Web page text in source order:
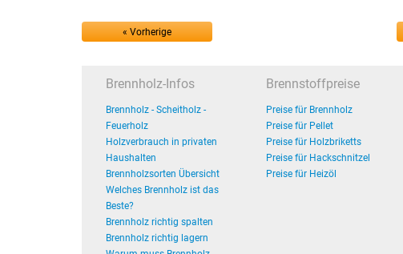
« Vorherige
Brennholz-Infos
Brennholz - Scheitholz -
Feuerholz
Holzverbrauch in privaten
Haushalten
Brennholzsorten Übersicht
Welches Brennholz ist das
Beste?
Brennholz richtig spalten
Brennholz richtig lagern
Brennstoffpreise
Preise für Brennholz
Preise für Pellet
Preise für Holzbriketts
Preise für Hackschnitzel
Preise für Heizöl